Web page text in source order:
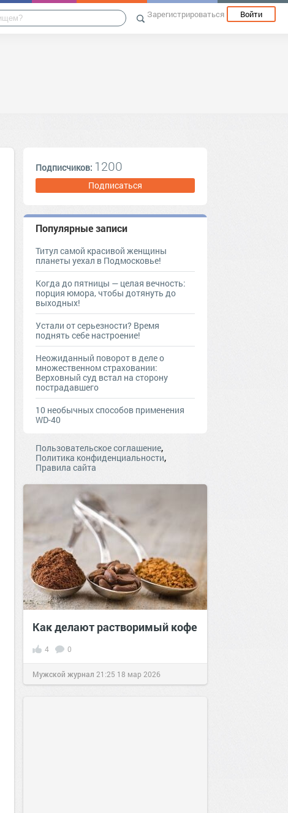
Зарегистрироваться Войти
Подписчиков: 1200
Подписаться
Популярные записи
Титул самой красивой женщины
планеты уехал в Подмосковье!
Когда до пятницы — целая вечность:
порция юмора, чтобы дотянуть до
выходных!
Устали от серьезности? Время
поднять себе настроение!
Неожиданный поворот в деле о
множественном страховании:
Верховный суд встал на сторону
пострадавшего
10 необычных способов применения
WD-40
Пользовательское соглашение,
Политика конфиденциальности,
Правила сайта
Как делают растворимый кофе
4 0
Мужской журнал 21:25 18 мар 2026